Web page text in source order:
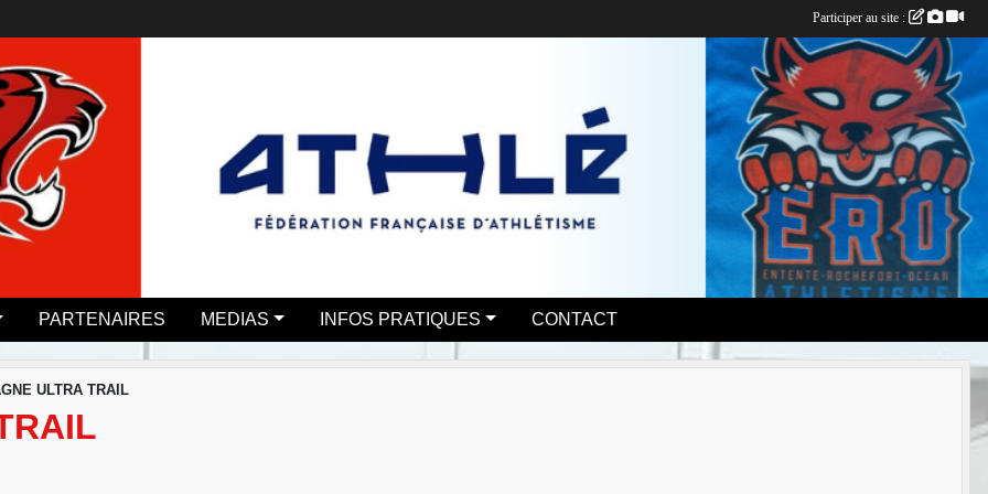
PARTENAIRES MEDIAS INFOS PRATIQUES CONTACT
ULTRA TRAIL
Participer au site :